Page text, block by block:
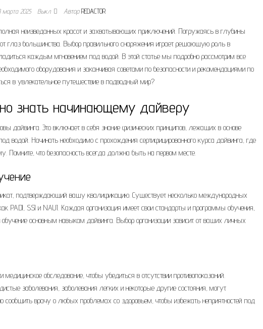
марта 2025 Выкл. АвторREDACTOR
неизведанных красот и захватывающих приключений. Погружаясь в глубины
глаз большинства. Выбор правильного снаряжения играет решающую роль в
каждым мгновением под водой. В этой статье мы подробно рассмотрим все
оборудования и заканчивая советами по безопасности и рекомендациями по
в увлекательное путешествие в подводный мир?
знать начинающему дайверу
дайвинга. Это включает в себя знание физических принципов, лежащих в основе
водой. Начинать необходимо с прохождения сертифицированного курса дайвинга, где
Помните, что безопасность всегда должна быть на первом месте.
подтверждающий вашу квалификацию. Существует несколько международных
PADI, SSI и NAUI. Каждая организация имеет свои стандарты и программы обучения,
обучение основным навыкам дайвинга. Выбор организации зависит от ваших личных
обследование, чтобы убедиться в отсутствии противопоказаний.
заболевания, заболевания легких и некоторые другие состояния, могут
сообщить врачу о любых проблемах со здоровьем, чтобы избежать неприятностей под